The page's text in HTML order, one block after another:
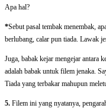
Apa hal?
*Sebut pasal tembak menembak,
berlubang, calar pun tiada. Lawak
Juga, babak kejar mengejar antara
adalah babak untuk filem jenaka.
Tiada yang terbakar mahupun
5. Filem ini yang nyatanya,